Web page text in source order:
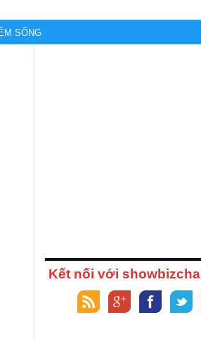
SỐNG
Kết nối với